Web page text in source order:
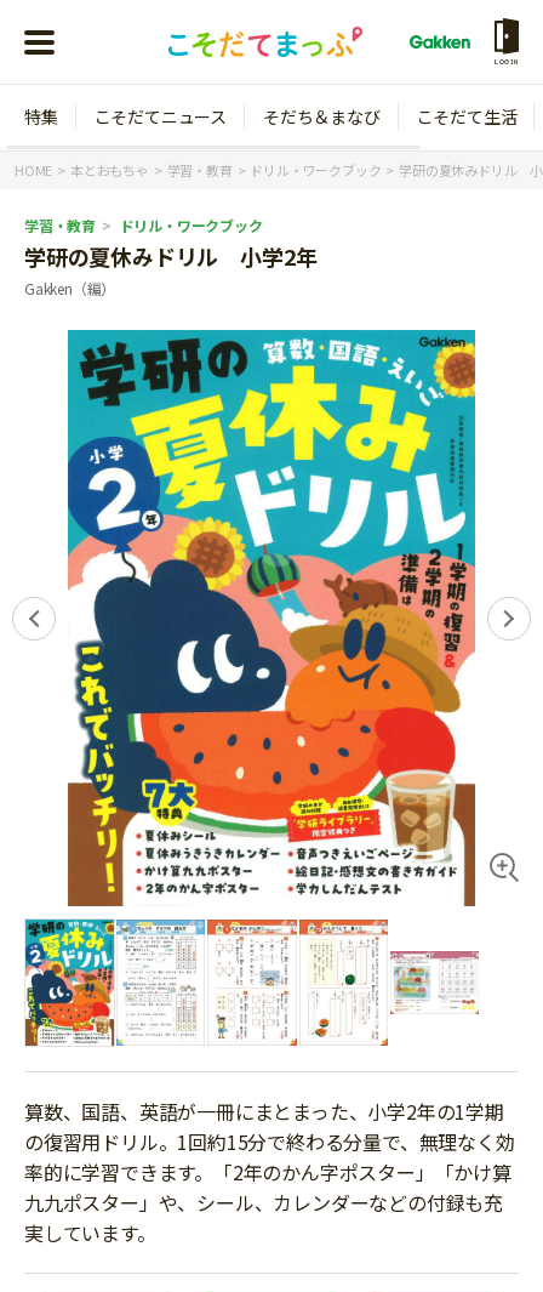
LOGIN
0歳
1歳
2歳
3歳
年中
年長
小学1年生
小学2年生
小学3年生
小学4年生
小学5年生
小学6年生
特集
こそだてニュース
イベント
ニュース
そだち＆まなび
ワーク・ドリル
幼稚園・保育園
小学校
科学・プログラミング
教育・学習
絵本・読み聞かせ
自由研究・工作
読書感想文
本・読書
運動・あそび・ゲーム
英語
知育
こそだて生活
住まい
ファッション・美容
行事・イベント
トラブル
親子でいっしょに
人間関係
おでかけ
家族
料理
マネー
健康
こそだてマンガ
特集 こそだてニュース そだち＆まなび こそだて生活
HOME 本とおもちゃ 学習・教育 ドリル・ワークブック 学研の夏休みドリル
学習・教育 ドリル・ワークブック
学研の夏休みドリル 小学2年
Gakken（編）
算数、国語、英語が一冊にまとまった、小学2年の1学期
の復習用ドリル。1回約15分で終わる分量で、無理なく効
率的に学習できます。「2年のかん字ポスター」「かけ算
九九ポスター」や、シール、カレンダーなどの付録も充
実しています。